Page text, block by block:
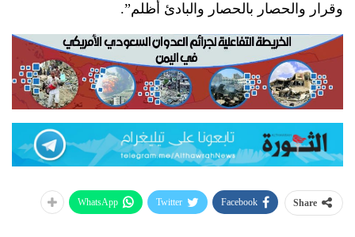
وقرار والحصار بالحصار والبادئ أظلم”.
Share
Facebook
Twitter
WhatsApp